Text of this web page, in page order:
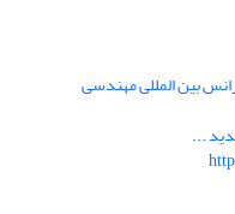
بین المللی مهندسی
...